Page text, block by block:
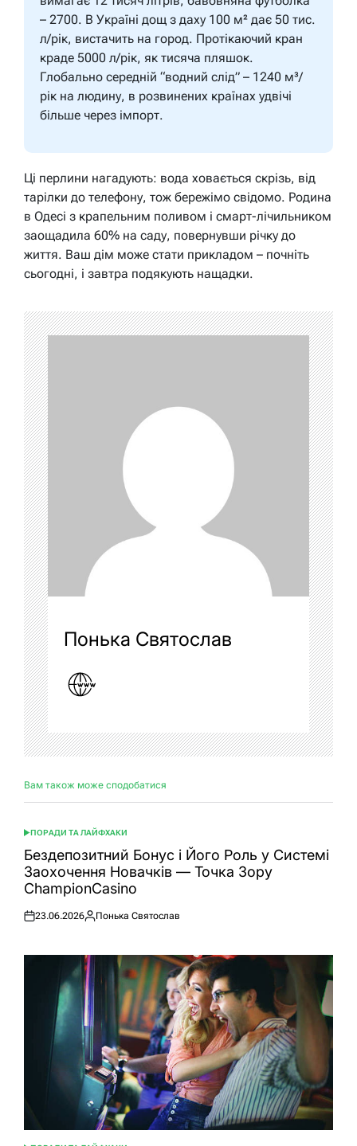
– 2700. В Україні дощ з даху 100 м² дає 50 тис.
л/рік, вистачить на город. Протікаючий кран
краде 5000 л/рік, як тисяча пляшок.
Глобально середній “водний слід” – 1240 м³/
рік на людину, в розвинених країнах удвічі
більше через імпорт.
Ці перлини нагадують: вода ховається скрізь, від
тарілки до телефону, тож бережімо свідомо. Родина
в Одесі з крапельним поливом і смарт-лічильником
заощадила 60% на саду, повернувши річку до
життя. Ваш дім може стати прикладом – почніть
сьогодні, і завтра подякують нащадки.
Понька Святослав
Вам також може сподобатися
ОПУБЛІКУВАТИ
У
ПОРАДИ ТА ЛАЙФХАКИ
Бездепозитний Бонус і Його Роль у Системі
Заохочення Новачків — Точка Зору
ChampionCasino
Оприлюднено
23.06.2026
Опубліковано
Понька Святослав